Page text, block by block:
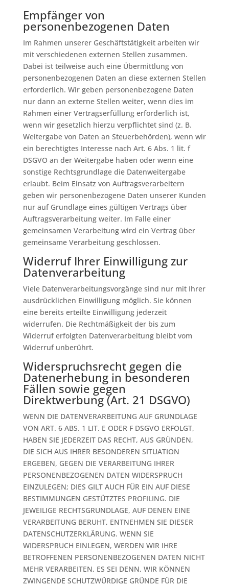
Empfänger von
personenbezogenen Daten
Im Rahmen unserer Geschäftstätigkeit arbeiten wir
mit verschiedenen externen Stellen zusammen.
Dabei ist teilweise auch eine Übermittlung von
personenbezogenen Daten an diese externen Stellen
erforderlich. Wir geben personenbezogene Daten
nur dann an externe Stellen weiter, wenn dies im
Rahmen einer Vertragserfüllung erforderlich ist,
wenn wir gesetzlich hierzu verpflichtet sind (z. B.
Weitergabe von Daten an Steuerbehörden), wenn wir
ein berechtigtes Interesse nach Art. 6 Abs. 1 lit. f
DSGVO an der Weitergabe haben oder wenn eine
sonstige Rechtsgrundlage die Datenweitergabe
erlaubt. Beim Einsatz von Auftragsverarbeitern
geben wir personenbezogene Daten unserer Kunden
nur auf Grundlage eines gültigen Vertrags über
Auftragsverarbeitung weiter. Im Falle einer
gemeinsamen Verarbeitung wird ein Vertrag über
gemeinsame Verarbeitung geschlossen.
Widerruf Ihrer Einwilligung zur
Datenverarbeitung
Viele Datenverarbeitungsvorgänge sind nur mit Ihrer
ausdrücklichen Einwilligung möglich. Sie können
eine bereits erteilte Einwilligung jederzeit
widerrufen. Die Rechtmäßigkeit der bis zum
Widerruf erfolgten Datenverarbeitung bleibt vom
Widerruf unberührt.
Widerspruchsrecht gegen die
Datenerhebung in besonderen
Fällen sowie gegen
Direktwerbung (Art. 21 DSGVO)
WENN DIE DATENVERARBEITUNG AUF GRUNDLAGE
VON ART. 6 ABS. 1 LIT. E ODER F DSGVO ERFOLGT,
HABEN SIE JEDERZEIT DAS RECHT, AUS GRÜNDEN,
DIE SICH AUS IHRER BESONDEREN SITUATION
ERGEBEN, GEGEN DIE VERARBEITUNG IHRER
PERSONENBEZOGENEN DATEN WIDERSPRUCH
EINZULEGEN; DIES GILT AUCH FÜR EIN AUF DIESE
BESTIMMUNGEN GESTÜTZTES PROFILING. DIE
JEWEILIGE RECHTSGRUNDLAGE, AUF DENEN EINE
VERARBEITUNG BERUHT, ENTNEHMEN SIE DIESER
DATENSCHUTZERKLÄRUNG. WENN SIE
WIDERSPRUCH EINLEGEN, WERDEN WIR IHRE
BETROFFENEN PERSONENBEZOGENEN DATEN NICHT
MEHR VERARBEITEN, ES SEI DENN, WIR KÖNNEN
ZWINGENDE SCHUTZWÜRDIGE GRÜNDE FÜR DIE